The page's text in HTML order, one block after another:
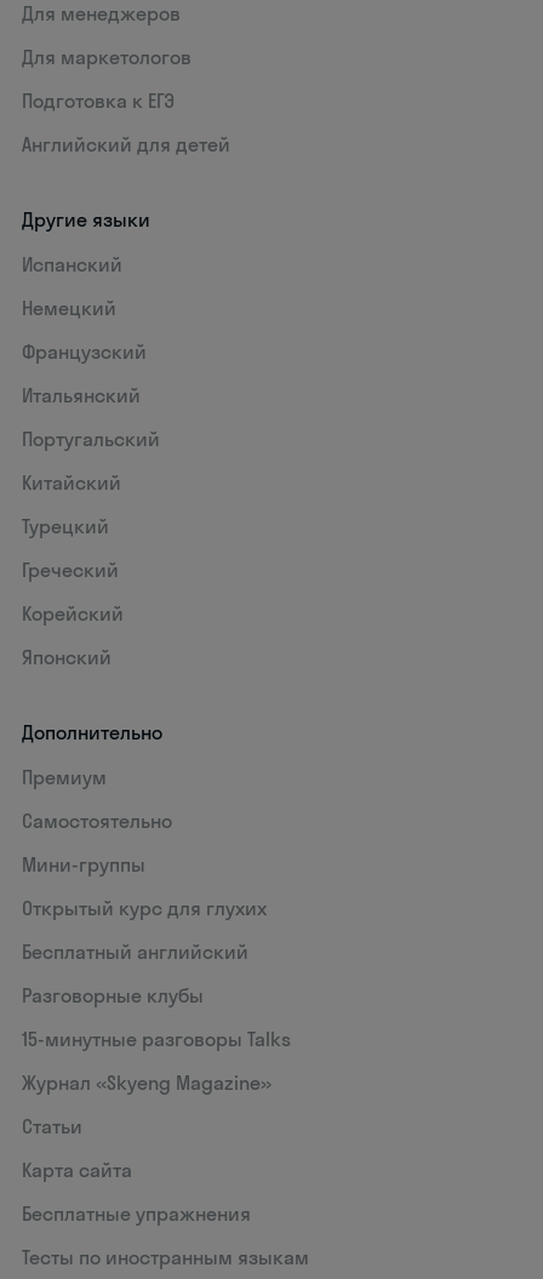
Для менеджеров
Для маркетологов
Подготовка к ЕГЭ
Английский для детей
Другие языки
Испанский
Немецкий
Французский
Итальянский
Португальский
Китайский
Турецкий
Греческий
Корейский
Японский
Дополнительно
Премиум
Самостоятельно
Мини-группы
Открытый курс для глухих
Бесплатный английский
Разговорные клубы
15‑минутные разговоры Talks
Журнал «Skyeng Magazine»
Статьи
Карта сайта
Бесплатные упражнения
Тесты по иностранным языкам